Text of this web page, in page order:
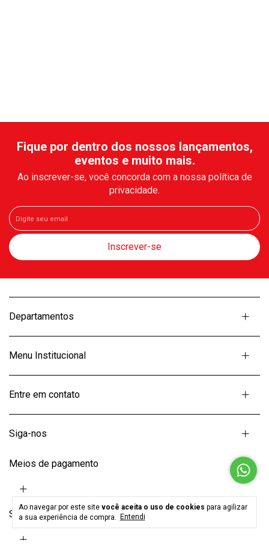
Ao navegar por este site você aceita o uso de cookies para agilizar
a sua experiência de compra.
Entendi
Fique por dentro dos nossos lançamentos,
eventos e muito mais.
Ao inscrever-se, você concorda com a nossa política de
privacidade.
Departamentos
Menu Institucional
Entre em contato
Siga-nos
Meios de pagamento
Selos